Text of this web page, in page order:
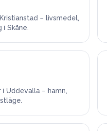
– livsmedel,
i Skåne.
Uddevalla – hamn,